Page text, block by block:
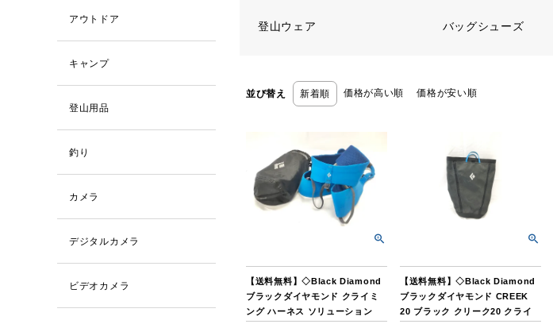
登山ウェア バッグシューズ
並び替え 新着順 価格が高い順 価格が安い順
【送料無料】◇Black Diamond
ブラックダイヤモンド クライミ
ング ハーネス ソリューション
【送料無料】◇Black Diamond
ブラックダイヤモンド CREEK
20 ブラック クリーク20 クライ
アウトドア
キャンプ
登山用品
釣り
カメラ
デジタルカメラ
ビデオカメラ